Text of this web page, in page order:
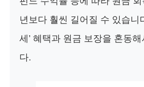
년보다 훨씬 길어질 수 있습니
세’ 혜택과 원금 보장을 혼동
다.